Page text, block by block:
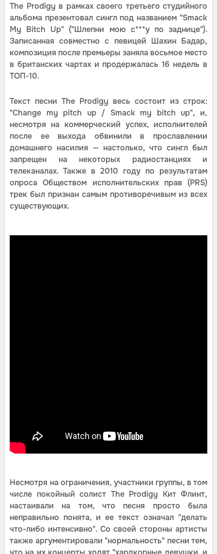
The Prodigy в рамках своего третьего студийного
альбома презентовал сингл под названием "Smack
My Bitch Up" ("Шлепни мою с***у по заднице").
Записанная совместно с певицей Шахин Бадар,
композиция после премьеры заняла восьмое место
в британских чартах и продержалась 16 недель в
ТОП-10.
Текст песни The Prodigy весь состоит из строк:
"Change my pitch up / Smack my bitch up", и,
несмотря на коммерческий успех, исполнителей
после ее выхода обвинили в прославлении
домашнего насилия — настолько, что сингл был
запрещен на некоторых радиостанциях и
телеканалах. Также в 2010 году по результатам
опроса Обществом исполнительских прав (PRS)
трек был признан самым противоречивым из всех
существующих.
Несмотря на ограничения, участники группы, в том
числе покойный солист The Prodigy Кит Флинт,
настаивали на том, что песня просто была
неправильно понята, и ее текст означал "делать
что-либо интенсивно". Со своей стороны артисты
также аргументировали "нормальность" песни тем,